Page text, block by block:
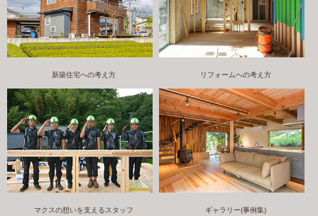
新築住宅への考え方 リフォームへの考え方
マクスの想いを支えるスタッフ ギャラリー(事例集)